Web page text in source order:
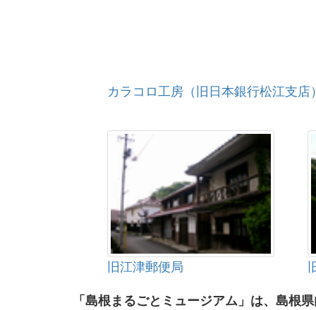
カラコロ工房（旧日本銀行松江支店
旧江津郵便局
「島根まるごとミュージアム」は、島根